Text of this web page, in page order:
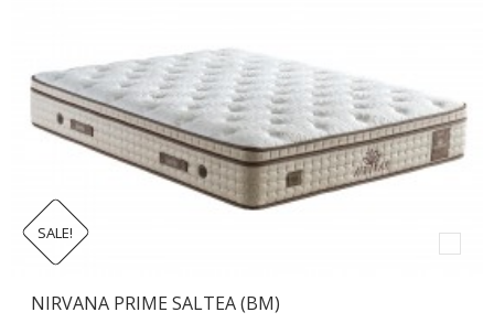
SALE!
NIRVANA PRIME SALTEA (BM)